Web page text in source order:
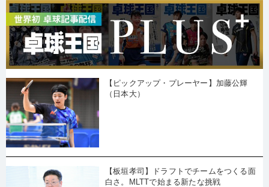
【ピックアップ・プレーヤー】加藤公輝
（日本大）
【板垣孝司】ドラフトでチームをつくる面
白さ。MLTTで始まる新たな挑戦